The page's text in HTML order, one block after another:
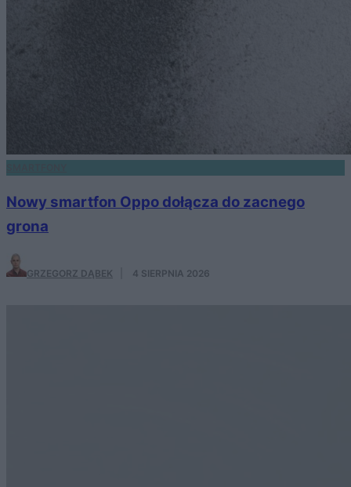
Nowy smartfon Oppo dołącza do zacnego
grona
GRZEGORZ DĄBEK 4 SIERPNIA 2026